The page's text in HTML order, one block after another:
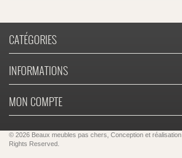
CATÉGORIES
INFORMATIONS
MON COMPTE
© 2026 Beaux meubles pas chers, Conception et réalisation
Rights Reserved.